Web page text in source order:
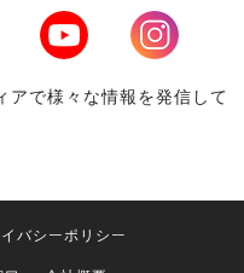
Youtube
Instagram
アで様々な情報を発信して
バシーポリシー